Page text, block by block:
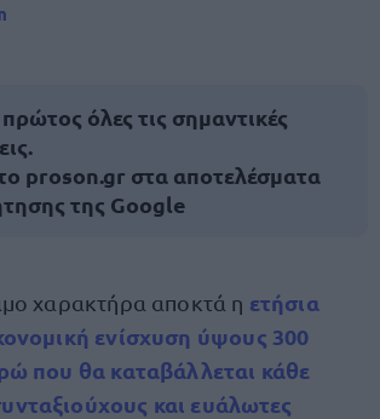
όλες τις σημαντικές
proson.gr στα αποτελέσματα
της Google
χαρακτήρα αποκτά η ετήσια
ενίσχυση ύψους 300
που θα καταβάλλεται κάθε
και ευάλωτες